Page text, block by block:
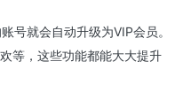
号就会自动升级为VIP会员。
等，这些功能都能大大提升